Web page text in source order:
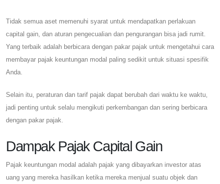
Tidak semua aset memenuhi syarat untuk mendapatkan perlakuan
capital gain, dan aturan pengecualian dan pengurangan bisa jadi rumit.
Yang terbaik adalah berbicara dengan pakar pajak untuk mengetahui cara
membayar pajak keuntungan modal paling sedikit untuk situasi spesifik
Anda.
Selain itu, peraturan dan tarif pajak dapat berubah dari waktu ke waktu,
jadi penting untuk selalu mengikuti perkembangan dan sering berbicara
dengan pakar pajak.
Dampak Pajak Capital Gain
Pajak keuntungan modal adalah pajak yang dibayarkan investor atas
uang yang mereka hasilkan ketika mereka menjual suatu objek dan